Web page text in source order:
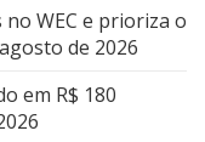
WEC e prioriza o
de 2026
em R$ 180